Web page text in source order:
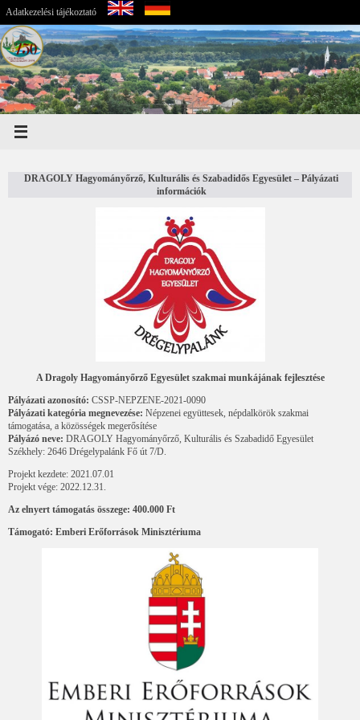
Adatkezelési tájékoztató
DRAGOLY Hagyományőrző, Kulturális és Szabadidős Egyesület – Pályázati
információk
A Dragoly Hagyományőrző Egyesület szakmai munkájának fejlesztése
Pályázati azonosító: CSSP-NEPZENE-2021-0090
Pályázati kategória megnevezése: Népzenei együttesek, népdalkörök szakmai
támogatása, a közösségek megerősítése
Pályázó neve: DRAGOLY Hagyományőrző, Kulturális és Szabadidő Egyesület
Székhely: 2646 Drégelypalánk Fő út 7/D.
Projekt kezdete: 2021.07.01
Projekt vége: 2022.12.31.
Az elnyert támogatás összege: 400.000 Ft
Támogató: Emberi Erőforrások Minisztériuma